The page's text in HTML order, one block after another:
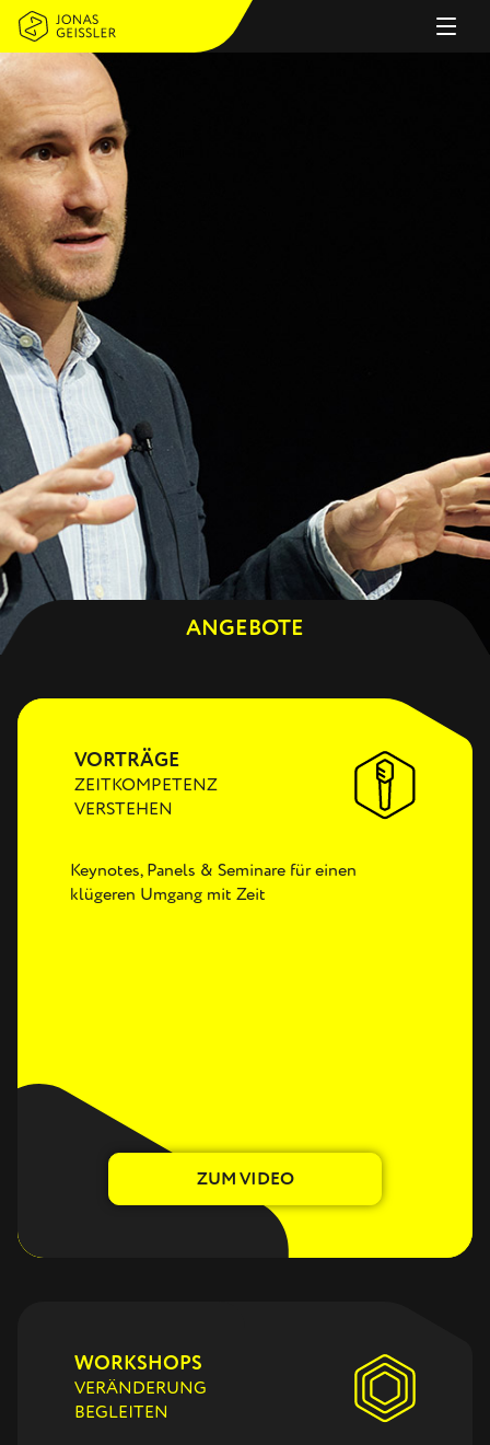
ANGEBOT
JOURNAL
REFERENZEN
ANGEBOTE
VORTRÄGE
ZEITKOMPETENZ
VERSTEHEN
Keynotes, Panels & Seminare für einen
klügeren Umgang mit Zeit
ZUM VIDEO
WORKSHOPS
VERÄNDERUNG
BEGLEITEN